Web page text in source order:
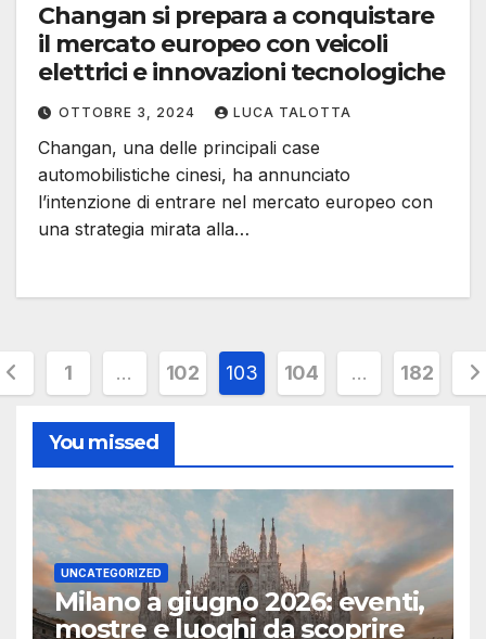
Changan si prepara a conquistare
il mercato europeo con veicoli
elettrici e innovazioni tecnologiche
OTTOBRE 3, 2024 LUCA TALOTTA
Changan, una delle principali case
automobilistiche cinesi, ha annunciato
l’intenzione di entrare nel mercato europeo con
una strategia mirata alla…
1 … 102 103 104 … 182
You missed
UNCATEGORIZED
Milano a giugno 2026: eventi,
mostre e luoghi da scoprire